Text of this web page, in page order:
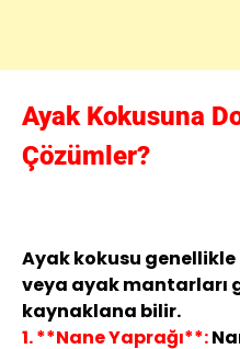
Ayak Kokusuna
Çözümler?
Ayak kokusu
veya ayak mantarları
kaynaklana bilir.
1. **Nane Yaprağı**: